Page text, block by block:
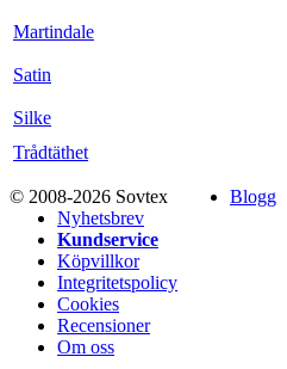
Martindale
Satin
Silke
Trådtäthet
© 2008-2026 Sovtex
Blogg
Nyhetsbrev
Kundservice
Köpvillkor
Integritetspolicy
Cookies
Recensioner
Om oss